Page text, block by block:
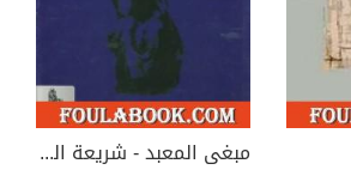
مبغى المعبد - شريعة المرأة والرجل